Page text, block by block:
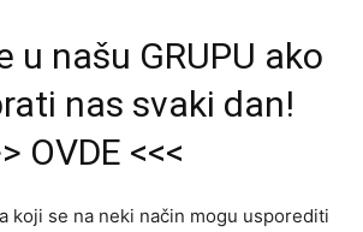
u našu GRUPU ako
nas svaki dan!
OVDE <<<
koji se na neki način mogu usporediti